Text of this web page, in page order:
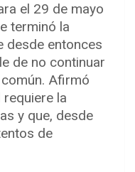
el 29 de mayo
terminó la
desde entonces
de no continuar
Afirmó
la
y que, desde
de